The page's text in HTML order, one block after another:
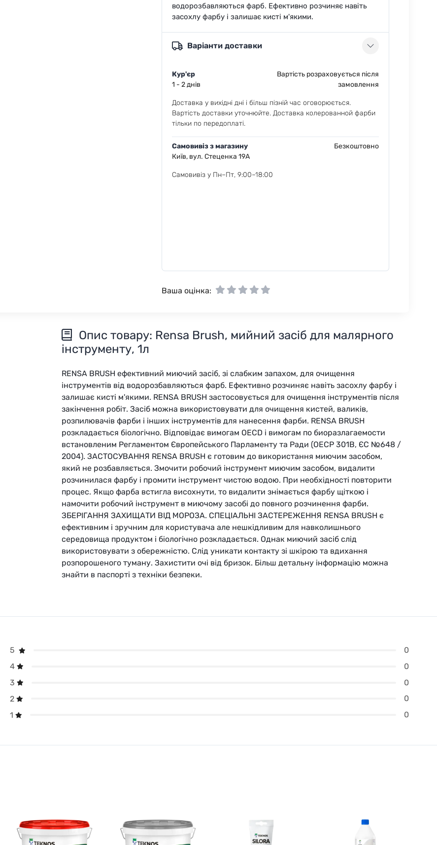
водорозбавляються фарб. Ефективно розчиняє навіть
засохлу фарбу і залишає кисті м'якими.
Варіанти доставки
Кур'єр
1 - 2 днів
Вартість розраховується після
замовлення
Доставка у вихідні дні і більш пізній час оговорюється.
Вартість доставки уточнюйте. Доставка колерованной фарби
тільки по передоплаті.
Самовивіз з магазину
Київ, вул. Стеценка 19А
Безкоштовно
Самовивіз у Пн–Пт, 9:00–18:00
Ваша оцінка:
Опис товару: Rensa Brush, мийний засіб для малярного
інструменту, 1л
RENSA BRUSH ефективний миючий засіб, зі слабким запахом, для очищення
інструментів від водорозбавляються фарб. Ефективно розчиняє навіть засохлу фарбу і
залишає кисті м'якими. RENSA BRUSH застосовується для очищення інструментів після
закінчення робіт. Засіб можна використовувати для очищення кистей, валиків,
розпилювачів фарби і інших інструментів для нанесення фарби. RENSA BRUSH
розкладається біологічно. Відповідає вимогам OECD і вимогам по биоразлагаемости
встановленим Регламентом Європейського Парламенту та Ради (ОЕСР 301B, ЄС №648 /
2004). ЗАСТОСУВАННЯ RENSA BRUSH є готовим до використання миючим засобом,
який не розбавляється. Змочити робочий інструмент миючим засобом, видалити
розчинилася фарбу і промити інструмент чистою водою. При необхідності повторити
процес. Якщо фарба встигла висохнути, то видалити знімається фарбу щіткою і
намочити робочий інструмент в миючому засобі до повного розчинення фарби.
ЗБЕРІГАННЯ ЗАХИЩАТИ ВІД МОРОЗА. СПЕЦІАЛЬНІ ЗАСТЕРЕЖЕННЯ RENSA BRUSH є
ефективним і зручним для користувача але нешкідливим для навколишнього
середовища продуктом і біологічно розкладається. Однак миючий засіб слід
використовувати з обережністю. Слід уникати контакту зі шкірою та вдихання
розпорошеного туману. Захистити очі від бризок. Більш детальну інформацію можна
знайти в паспорті з техніки безпеки.
5
0
4
0
3
0
2
0
1
0